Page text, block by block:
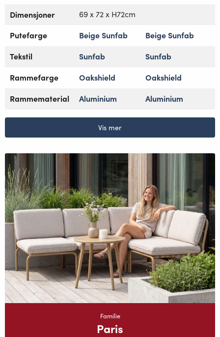
Dimensjoner 69 x 72 x H72cm
Putefarge Beige Sunfab
Beige Sunfab
Tekstil
Sunfab
Sunfab
Rammefarge
Oakshield
Oakshield
Rammematerial
Aluminium Aluminium
Vis mer
Familie
Paris